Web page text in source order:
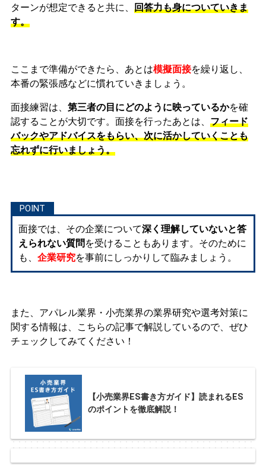
ターンが想定できると共に、 回答力も身についていきま
す。
ここまで準備ができたら、あとは模擬面接を繰り返し、
本番の緊張感などに慣れていきましょう。
面接練習は、 第三者の目にどのように映っているかを確
認することが大切です。面接を行ったあとは、 フィード
バックやアドバイスをもらい、次に活かしていくことも
忘れずに行いましょう。
面接では、その企業について深く理解していないと答
えられない質問 を受けることもあります。そのために
も、 企業研究を事前にしっかりして臨みましょう。
また、アパレル業界・小売業界の業界研究や選考対策に
関する情報は、こちらの記事で解説しているので、ぜひ
チェックしてみてください！
【小売業界ES書き方ガイド】読まれるES
のポイントを徹底解説！